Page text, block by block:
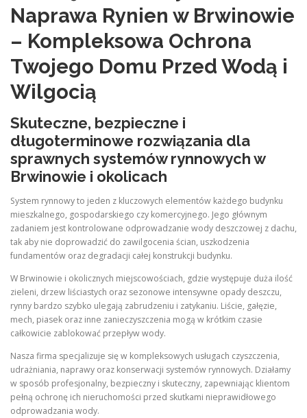
Naprawa Rynien w Brwinowie
– Kompleksowa Ochrona
Twojego Domu Przed Wodą i
Wilgocią
Skuteczne, bezpieczne i
długoterminowe rozwiązania dla
sprawnych systemów rynnowych w
Brwinowie i okolicach
System rynnowy to jeden z kluczowych elementów każdego budynku
mieszkalnego, gospodarskiego czy komercyjnego. Jego głównym
zadaniem jest kontrolowane odprowadzanie wody deszczowej z dachu,
tak aby nie doprowadzić do zawilgocenia ścian, uszkodzenia
fundamentów oraz degradacji całej konstrukcji budynku.
W Brwinowie i okolicznych miejscowościach, gdzie występuje duża ilość
zieleni, drzew liściastych oraz sezonowe intensywne opady deszczu,
rynny bardzo szybko ulegają zabrudzeniu i zatykaniu. Liście, gałęzie,
mech, piasek oraz inne zanieczyszczenia mogą w krótkim czasie
całkowicie zablokować przepływ wody.
Nasza firma specjalizuje się w kompleksowych usługach czyszczenia,
udrażniania, naprawy oraz konserwacji systemów rynnowych. Działamy
w sposób profesjonalny, bezpieczny i skuteczny, zapewniając klientom
pełną ochronę ich nieruchomości przed skutkami nieprawidłowego
odprowadzania wody.